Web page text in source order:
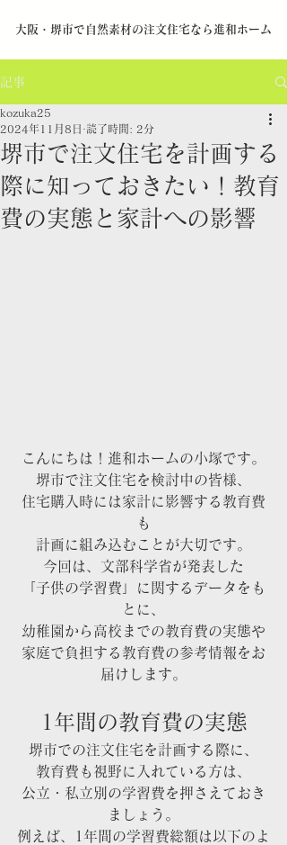
​大阪・堺市で自然素材の注文住宅なら進和ホーム
記事
堺市で注文住宅を計画する
際に知っておきたい！教育
費の実態と家計への影響
kozuka25
2024年11月8日
読了時間: 2分
こんにちは！進和ホームの小塚です。
堺市で注文住宅を検討中の皆様、
住宅購入時には家計に影響する教育費
も
計画に組み込むことが大切です。
今回は、文部科学省が発表した
「子供の学習費」に関するデータをも
とに、
幼稚園から高校までの教育費の実態や
家庭で負担する教育費の参考情報をお
届けします。
1年間の教育費の実態
堺市での注文住宅を計画する際に、
教育費も視野に入れている方は、
公立・私立別の学習費を押さえておき
ましょう。
例えば、1年間の学習費総額は以下のよ